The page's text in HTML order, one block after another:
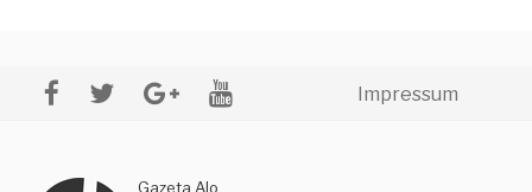
Impressum
Gazeta Alo